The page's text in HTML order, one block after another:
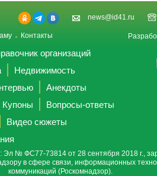
news@id41.ru
Контакты
организаций
Недвижимость
Анекдоты
Купоны
Вопросы-ответы
Видео сюжеты
Эл № ФС77-73814 от 28 сентября 2018 г.,
в сфере связи, информационных
коммуникаций (Роскомнадзор).